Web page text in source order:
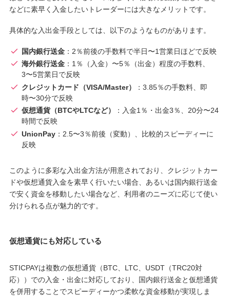
などに素早く入金したいトレーダーには大きなメリットです。
具体的な入出金手段としては、以下のようなものがあります。
国内銀行送金 ：2％前後の手数料で半日〜1営業日ほどで反映
海外銀行送金 ：1％（入金）〜5％（出金）程度の手数料、
3〜5営業日で反映
クレジットカード（VISA/Master）
：3.85％の手数料、即
時〜30分で反映
仮想通貨（BTCやLTCなど）
：入金1％・出金3％、20分〜24
時間で反映
UnionPay ：2.5〜3％前後（変動）、比較的スピーディーに
反映
このように多彩な入出金方法が用意されており、クレジットカー
ドや仮想通貨入金を素早く行いたい場合、あるいは国内銀行送金
で安く資金を移動したい場合など、利用者のニーズに応じて使い
分けられる点が魅力的です。
仮想通貨にも対応している
STICPAYは複数の仮想通貨（BTC、LTC、USDT（TRC20対
応））での入金・出金に対応しており、国内銀行送金と仮想通貨
を併用することでスピーディーかつ柔軟な資金移動が実現しま